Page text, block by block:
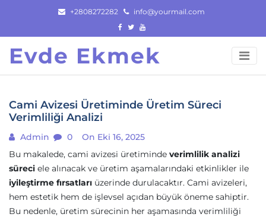
content
+2808272282 info@yourmail.com
Evde Ekmek
Cami Avizesi Üretiminde Üretim Süreci
Verimliliği Analizi
Admin 0
On Eki 16, 2025
Bu makalede, cami avizesi üretiminde verimlilik analizi
süreci ele alınacak ve üretim aşamalarındaki etkinlikler ile
iyileştirme fırsatları üzerinde durulacaktır. Cami avizeleri,
hem estetik hem de işlevsel açıdan büyük öneme sahiptir.
Bu nedenle, üretim sürecinin her aşamasında verimliliği